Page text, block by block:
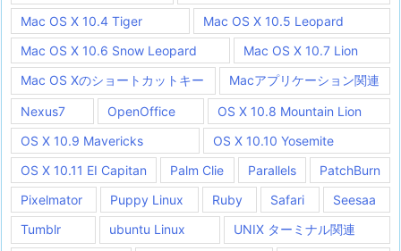
Mac OS X 10.4 Tiger
Mac OS X 10.5 Leopard
Mac OS X 10.6 Snow Leopard
Mac OS X 10.7 Lion
Mac OS Xのショートカットキー
Macアプリケーション関連
Nexus7 OpenOffice
OS X 10.8 Mountain Lion
OS X 10.9 Mavericks
OS X 10.10 Yosemite
OS X 10.11 EI Capitan
Palm Clie Parallels
PatchBurn
Pixelmator
Puppy Linux Ruby Safari
Seesaa
Tumblr
ubuntu Linux UNIX ターミナル関連